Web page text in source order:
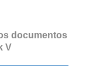
documentos
V